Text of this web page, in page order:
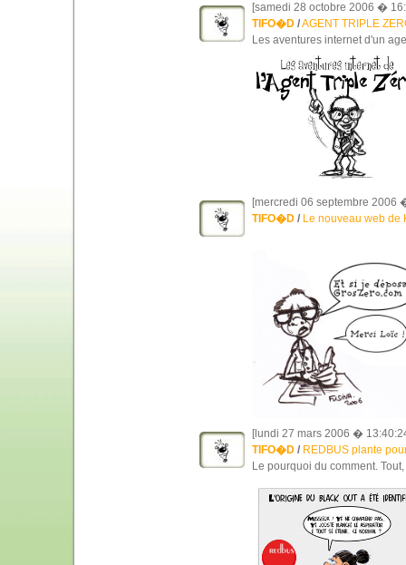
[samedi 28 octobre 2006 �
TIFO�D/AGENT TRIPLE
Les aventures internet d'un
[mercredi 06 septembre 2006
TIFO�D/ Le nouveau web de
[lundi 27 mars 2006 �
TIFO�D/ REDBUS plante
Le pourquoi du comment.